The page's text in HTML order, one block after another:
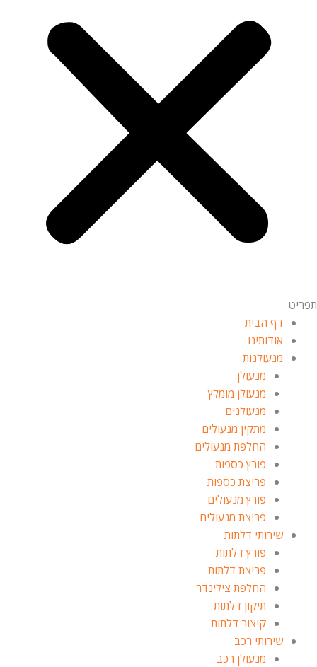
תפריט
דף הבית
אודותינו
מנעולנות
מנעולן
מנעולן מומלץ
מנעולנים
מתקין מנעולים
החלפת מנעולים
פורץ כספות
פריצת כספות
פורץ מנעולים
פריצת מנעולים
שירותי דלתות
פורץ דלתות
פריצת דלתות
החלפת צילינדר
תיקון דלתות
קיצור דלתות
שירותי רכב
מנעולן רכב